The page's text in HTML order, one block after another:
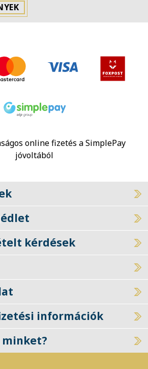
online fizetés a SimplePay
jóvoltából
kérdések
információk
minket?